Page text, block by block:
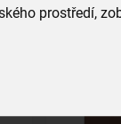
prostředí,